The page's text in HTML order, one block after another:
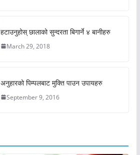
हटाउनुहोस् छालाको सुन्दरता बिगार्ने ४ बानीहरु
March 29, 2018
अनुहारको पिम्पलबाट मुक्ति पाउन उपायहरु
September 9, 2016